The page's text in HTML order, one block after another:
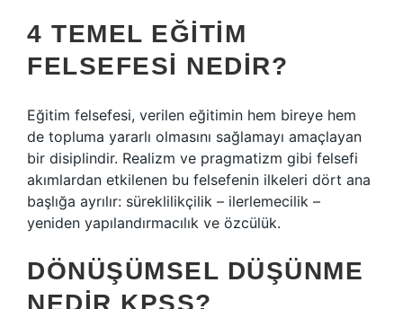
4 TEMEL EĞITIM
FELSEFESI NEDIR?
Eğitim felsefesi, verilen eğitimin hem bireye hem
de topluma yararlı olmasını sağlamayı amaçlayan
bir disiplindir. Realizm ve pragmatizm gibi felsefi
akımlardan etkilenen bu felsefenin ilkeleri dört ana
başlığa ayrılır: süreklilikçilik – ilerlemecilik –
yeniden yapılandırmacılık ve özcülük.
DÖNÜŞÜMSEL DÜŞÜNME
NEDIR KPSS?